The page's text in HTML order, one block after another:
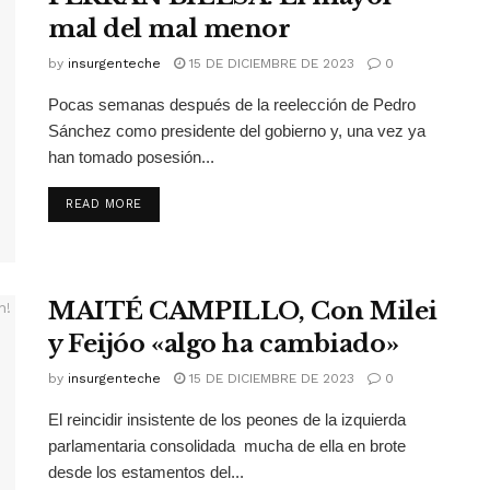
mal del mal menor
by insurgenteche 15 DE DICIEMBRE DE 2023 0
Pocas semanas después de la reelección de Pedro
Sánchez como presidente del gobierno y, una vez ya
han tomado posesión...
READ MORE
MAITÉ CAMPILLO, Con Milei
y Feijóo «algo ha cambiado»
by insurgenteche 15 DE DICIEMBRE DE 2023 0
El reincidir insistente de los peones de la izquierda
parlamentaria consolidada mucha de ella en brote
desde los estamentos del...